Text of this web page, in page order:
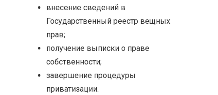
внесение сведений в
Государственный реестр вещных
прав;
получение выписки о праве
собственности;
завершение процедуры
приватизации.